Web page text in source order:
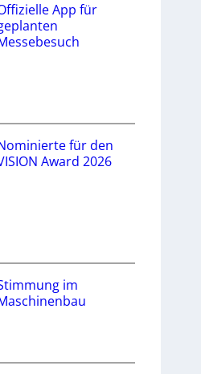
App für
für den
Award 2026
im